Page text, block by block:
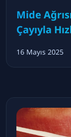
Mide
Çayıyla
16 Mayıs 2025